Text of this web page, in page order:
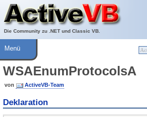
Die Community zu .NET und Classic VB.
Über ActiveVB
Hilfe
Menü
WSAEnumProtocolsA
von ActiveVB-Team
Deklaration